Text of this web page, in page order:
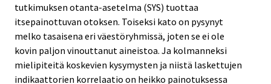
tutkimuksen otanta-asetelma (SYS) tuottaa
itsepainottuvan otoksen. Toiseksi kato on pysynyt
melko tasaisena eri väestöryhmissä, joten se ei ole
kovin paljon vinouttanut aineistoa. Ja kolmanneksi
mielipiteitä koskevien kysymysten ja niistä laskettujen
indikaattorien korrelaatio on heikko painotuksessa